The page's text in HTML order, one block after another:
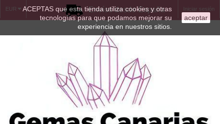
ACEPTAS que esta tienda utiliza cookies y otras
tecnologías para que podamos mejorar su
experiencia en nuestros sitios.
aceptar
EUR Iniciar sesión
Envíos desde España